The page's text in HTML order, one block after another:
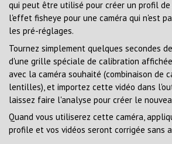
qui peut être utilisé pour créer un profil de
l'effet fisheye pour une caméra qui n'est
les pré-réglages.
Tournez simplement quelques secondes
d'une grille spéciale de calibration
avec la caméra souhaité (combinaison de
lentilles), et importez cette vidéo dans
laissez faire l'analyse pour créer le
Quand vous utiliserez cette caméra,
profile et vos vidéos seront corrigée sans